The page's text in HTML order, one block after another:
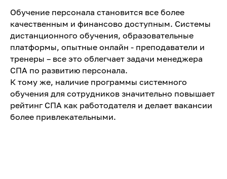
Обучение персонала становится все более
качественным и финансово доступным. Системы
дистанционного обучения, образовательные
платформы, опытные онлайн - преподаватели и
тренеры – все это облегчает задачи менеджера
СПА по развитию персонала.
К тому же, наличие программы системного
обучения для сотрудников значительно повышает
рейтинг СПА как работодателя и делает вакансии
более привлекательными.